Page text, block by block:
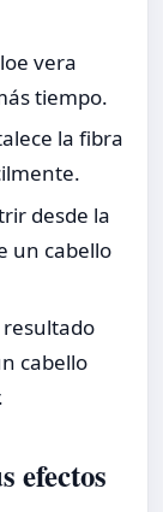
vera
tiempo.
la fibra
desde la
un cabello
resultado
cabello
efectos